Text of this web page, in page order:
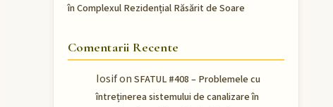
în Complexul Rezidențial Răsărit de Soare
Comentarii Recente
Iosifon SFATUL #408 – Problemele cu
întreținerea sistemului de canalizare în